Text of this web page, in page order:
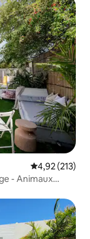
Évaluation
4,92 (213)
- Animaux